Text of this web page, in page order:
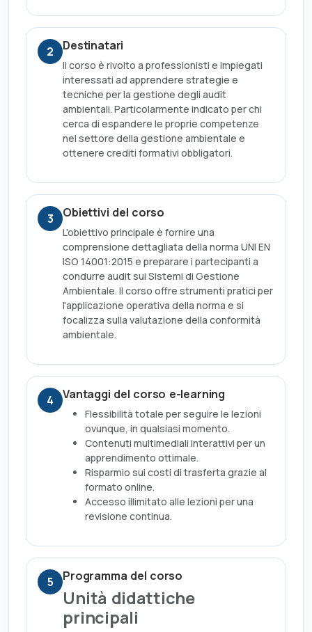
2 Destinatari
Il corso è rivolto a professionisti e impiegati
interessati ad apprendere strategie e
tecniche per la gestione degli audit
ambientali. Particolarmente indicato per chi
cerca di espandere le proprie competenze
nel settore della gestione ambientale e
ottenere crediti formativi obbligatori.
3 Obiettivi del corso
L'obiettivo principale è fornire una
comprensione dettagliata della norma UNI EN
ISO 14001:2015 e preparare i partecipanti a
condurre audit sui Sistemi di Gestione
Ambientale. Il corso offre strumenti pratici per
l'applicazione operativa della norma e si
focalizza sulla valutazione della conformità
ambientale.
4 Vantaggi del corso e-learning
Flessibilità totale per seguire le lezioni
ovunque, in qualsiasi momento.
Contenuti multimediali interattivi per un
apprendimento ottimale.
Risparmio sui costi di trasferta grazie al
formato online.
Accesso illimitato alle lezioni per una
revisione continua.
5 Programma del corso
Unità didattiche
principali